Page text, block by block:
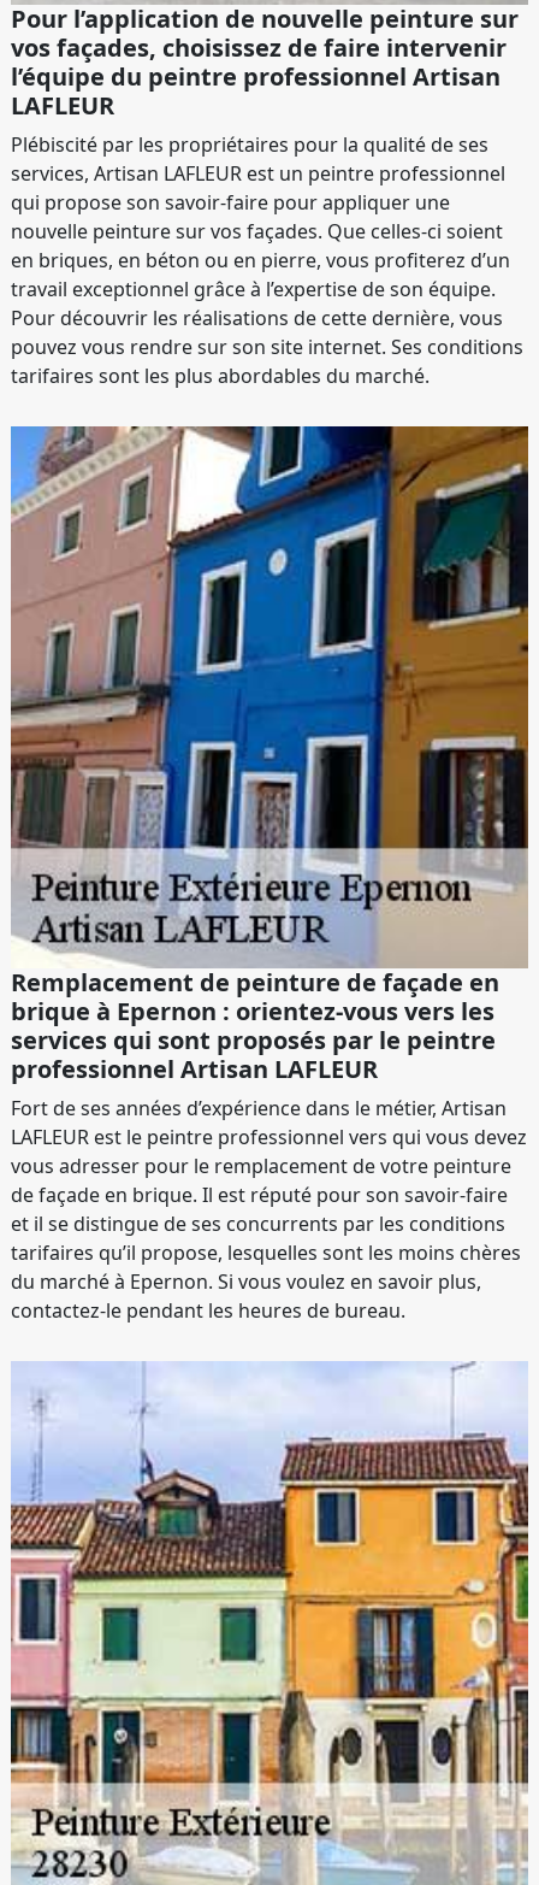
Pour l’application de nouvelle peinture sur
vos façades, choisissez de faire intervenir
l’équipe du peintre professionnel Artisan
LAFLEUR
Plébiscité par les propriétaires pour la qualité de ses
services, Artisan LAFLEUR est un peintre professionnel
qui propose son savoir-faire pour appliquer une
nouvelle peinture sur vos façades. Que celles-ci soient
en briques, en béton ou en pierre, vous profiterez d’un
travail exceptionnel grâce à l’expertise de son équipe.
Pour découvrir les réalisations de cette dernière, vous
pouvez vous rendre sur son site internet. Ses conditions
tarifaires sont les plus abordables du marché.
Remplacement de peinture de façade en
brique à Epernon : orientez-vous vers les
services qui sont proposés par le peintre
professionnel Artisan LAFLEUR
Fort de ses années d’expérience dans le métier, Artisan
LAFLEUR est le peintre professionnel vers qui vous devez
vous adresser pour le remplacement de votre peinture
de façade en brique. Il est réputé pour son savoir-faire
et il se distingue de ses concurrents par les conditions
tarifaires qu’il propose, lesquelles sont les moins chères
du marché à Epernon. Si vous voulez en savoir plus,
contactez-le pendant les heures de bureau.